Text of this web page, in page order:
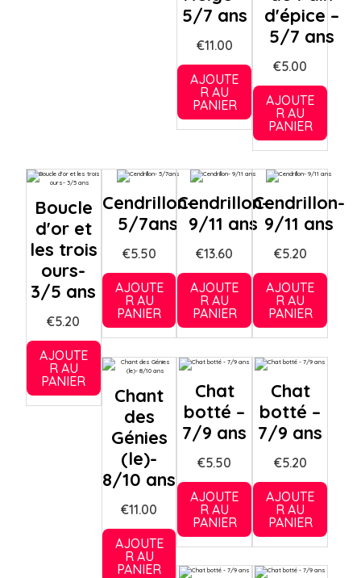
5/7 ans
€11.00
AJOUTE
R AU
PANIER
d'épice –
5/7 ans
€5.00
AJOUTE
R AU
PANIER
Boucle
d'or et
les trois
ours-
3/5 ans
€5.20
AJOUTE
R AU
PANIER
Cendrillon-
5/7ans
€5.50
AJOUTE
R AU
PANIER
Cendrillon-
9/11 ans
€13.60
AJOUTE
R AU
PANIER
Cendrillon-
9/11 ans
€5.20
AJOUTE
R AU
PANIER
Chant
des
Génies
(le)-
8/10 ans
€11.00
AJOUTE
R AU
PANIER
Chat
botté –
7/9 ans
€5.50
AJOUTE
R AU
PANIER
Chat
botté –
7/9 ans
€5.20
AJOUTE
R AU
PANIER